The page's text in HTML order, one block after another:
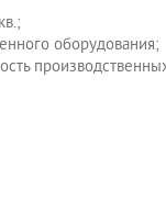
оборудования;